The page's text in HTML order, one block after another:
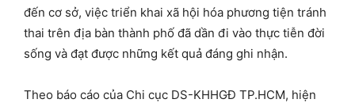
đến cơ sở, việc triển khai xã hội hóa phương tiện tránh
thai trên địa bàn thành phố đã dần đi vào thực tiễn đời
sống và đạt được những kết quả đáng ghi nhận.
Theo báo cáo của Chi cục DS-KHHGĐ TP.HCM, hiện